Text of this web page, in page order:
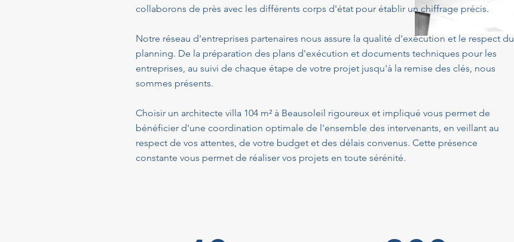
collaborons de près avec les différents corps d'état pour établir un chiffrage précis.
Notre réseau d'entreprises partenaires nous assure la qualité d'exécution et le respect du
planning. De la préparation des plans d'exécution et documents techniques pour les
entreprises, au suivi de chaque étape de votre projet jusqu'à la remise des clés, nous
sommes présents.
Choisir un architecte villa 104 m² à Beausoleil rigoureux et impliqué vous permet de
bénéficier d'une coordination optimale de l'ensemble des intervenants, en veillant au
respect de vos attentes, de votre budget et des délais convenus. Cette présence
constante vous permet de réaliser vos projets en toute sérénité.